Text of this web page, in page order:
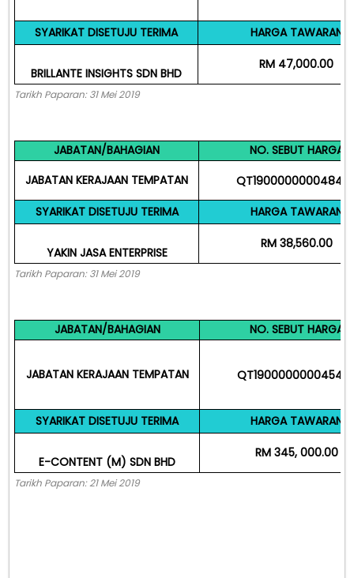
SYARIKAT DISETUJU TERIMA HARGA TAWARAN
BRILLANTE INSIGHTS SDN BHD
RM 47,000.00
Tarikh Paparan: 31 Mei 2019
JABATAN/BAHAGIAN
NO. SEBUT HARGA
JABATAN KERAJAAN TEMPATAN
SYARIKAT DISETUJU TERIMA
HARGA TAWARAN
YAKIN JASA ENTERPRISE
RM 38,560.00
Tarikh Paparan: 31 Mei 2019
JABATAN/BAHAGIAN NO. SEBUT HARGA
JABATAN KERAJAAN TEMPATAN
SYARIKAT DISETUJU TERIMA HARGA TAWARAN
E-CONTENT (M) SDN BHD
RM 345, 000.00
Tarikh Paparan: 21 Mei 2019